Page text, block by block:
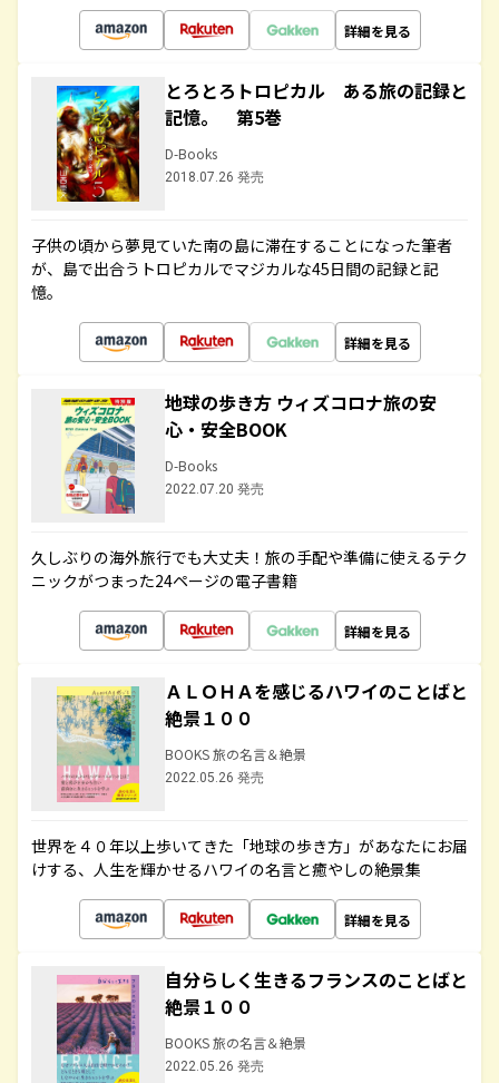
詳細を見る
とろとろトロピカル ある旅の記録と
記憶。 第5巻
D-Books
2018.07.26 発売
子供の頃から夢見ていた南の島に滞在することになった筆者
が、島で出合うトロピカルでマジカルな45日間の記録と記
憶。
詳細を見る
地球の歩き方 ウィズコロナ旅の安
心・安全BOOK
D-Books
2022.07.20 発売
久しぶりの海外旅行でも大丈夫！旅の手配や準備に使えるテク
ニックがつまった24ページの電子書籍
詳細を見る
ＡＬＯＨＡを感じるハワイのことばと
絶景１００
BOOKS 旅の名言＆絶景
2022.05.26 発売
世界を４０年以上歩いてきた「地球の歩き方」があなたにお届
けする、人生を輝かせるハワイの名言と癒やしの絶景集
詳細を見る
自分らしく生きるフランスのことばと
絶景１００
BOOKS 旅の名言＆絶景
2022.05.26 発売